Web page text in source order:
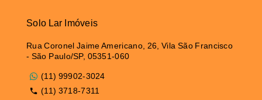
Solo Lar Imóveis
Rua Coronel Jaime Americano, 26, Vila São Francisco
- São Paulo/SP, 05351-060
(11) 99902-3024
(11) 3718-7311